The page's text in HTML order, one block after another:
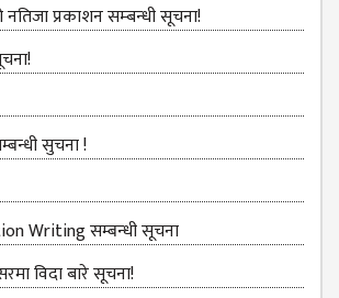
नतिजा प्रकाशन सम्‍बन्‍धी सूचना!
सुचना !
Writing सम्बन्‍धी सूचना
विदा बारे सूचना!